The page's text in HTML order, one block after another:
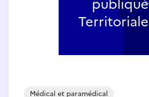
Médical et paramédical
publique
Territoriale